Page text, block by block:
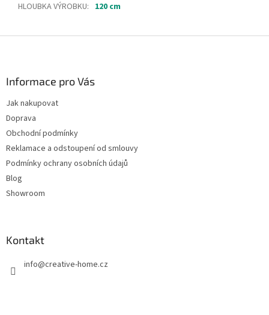
HLOUBKA VÝROBKU: 120 cm
Informace pro Vás
Jak nakupovat
Doprava
Obchodní podmínky
Reklamace a odstoupení od smlouvy
Podmínky ochrany osobních údajů
Blog
Showroom
Kontakt
info@creative-home.cz